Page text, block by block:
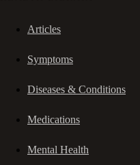
Articles
Symptoms
Diseases & Conditions
Medications
Mental Health